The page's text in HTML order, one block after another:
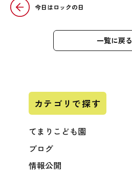
今日はロックの日
一覧に戻る
カテゴリで探す
てまりこども園
ブログ
情報公開